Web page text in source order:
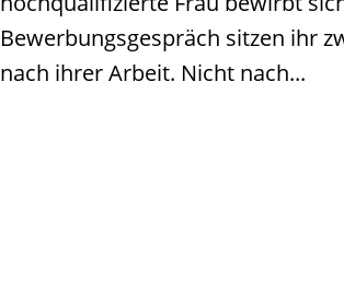
Bewerbungsgespräch sitzen ihr
nach ihrer Arbeit. Nicht nach...